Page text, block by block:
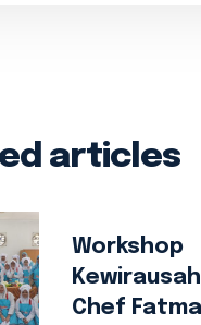
articles
Workshop
Chef